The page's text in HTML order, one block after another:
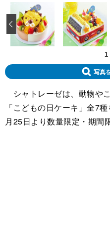
1
‹
写真
シャトレーゼは、動物や
「こどもの日ケーキ」全7
月25日より数量限定・期間